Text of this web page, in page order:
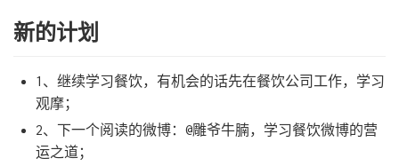
新的计划
1、继续学习餐饮，有机会的话先在餐饮公司工作，学习
观摩；
2、下一个阅读的微博：@雕爷牛腩，学习餐饮微博的营
运之道；